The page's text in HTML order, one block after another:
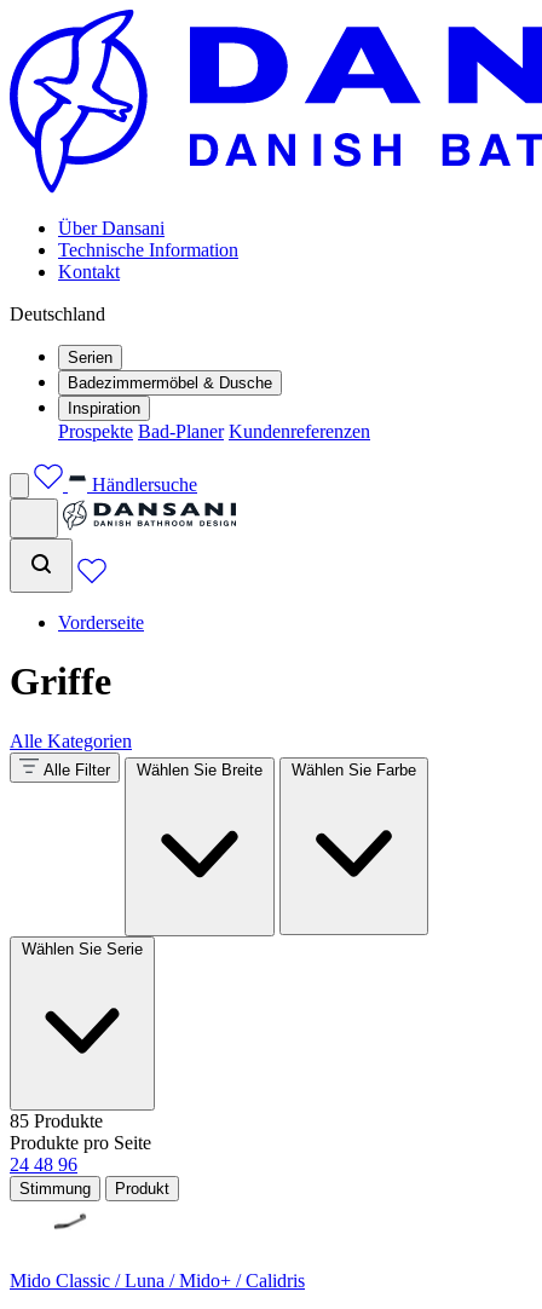
Über Dansani
Technische Information
Kontakt
Deutschland
Serien
Badezimmermöbel & Dusche
Inspiration
Prospekte Bad-Planer Kundenreferenzen
Händlersuche
Vorderseite
Griffe
Alle Kategorien
Alle Filter Wählen Sie Breite Wählen Sie Farbe
Wählen Sie Serie
85 Produkte
Produkte pro Seite
24 48 96
Stimmung Produkt
Mido Classic / Luna / Mido+ / Calidris